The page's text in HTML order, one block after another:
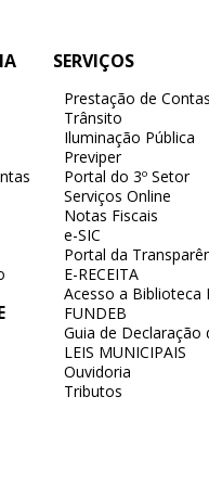
SERVIÇOS
Prestação de
Trânsito
Iluminação Pública
Previper
Portal do 3º Setor
Serviços Online
Notas Fiscais
e-SIC
Portal da
E-RECEITA
Acesso a Biblioteca
FUNDEB
Guia de Declaração
LEIS MUNICIPAIS
Ouvidoria
Tributos